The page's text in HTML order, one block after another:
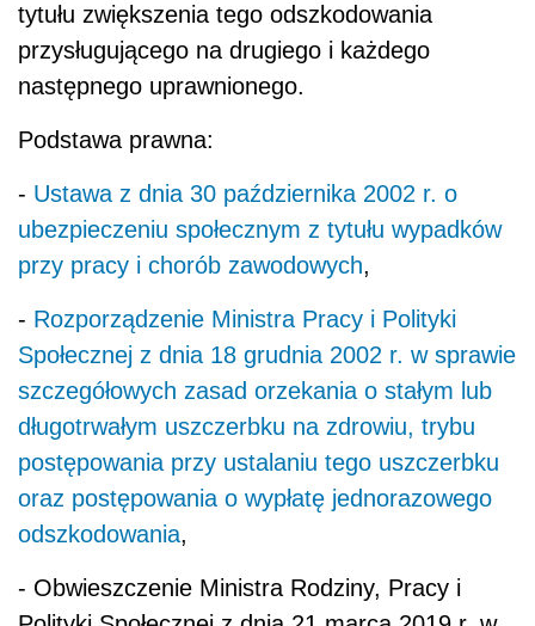
tytułu zwiększenia tego odszkodowania
przysługującego na drugiego i każdego
następnego uprawnionego.
Podstawa prawna:
- Ustawa z dnia 30 października 2002 r. o
ubezpieczeniu społecznym z tytułu wypadków
przy pracy i chorób zawodowych,
- Rozporządzenie Ministra Pracy i Polityki
Społecznej z dnia 18 grudnia 2002 r. w sprawie
szczegółowych zasad orzekania o stałym lub
długotrwałym uszczerbku na zdrowiu, trybu
postępowania przy ustalaniu tego uszczerbku
oraz postępowania o wypłatę jednorazowego
odszkodowania,
- Obwieszczenie Ministra Rodziny, Pracy i